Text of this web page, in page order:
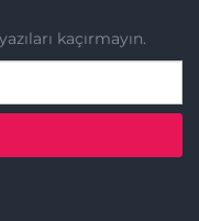
kaçırmayın.